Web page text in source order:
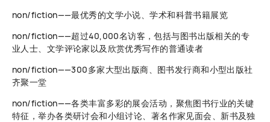
non/fiction——最优秀的文学小说、学术和科普书籍展览
non/fiction——超过40,000名访客，包括与图书出版相关的专
业人士、文学评论家以及欣赏优秀写作的普通读者
non/fiction——300多家大型出版商、图书发行商和小型出版社
齐聚一堂
non/fiction——各类丰富多彩的展会活动，聚焦图书行业的关键
特征，举办各类研讨会和小组讨论、著名作家见面会、新书及独